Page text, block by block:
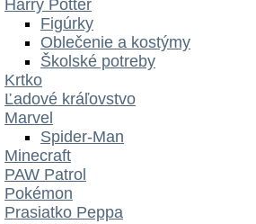
Harry Potter
Figúrky
Oblečenie a kostýmy
Školské potreby
Krtko
Ľadové kráľovstvo
Marvel
Spider-Man
Minecraft
PAW Patrol
Pokémon
Prasiatko Peppa